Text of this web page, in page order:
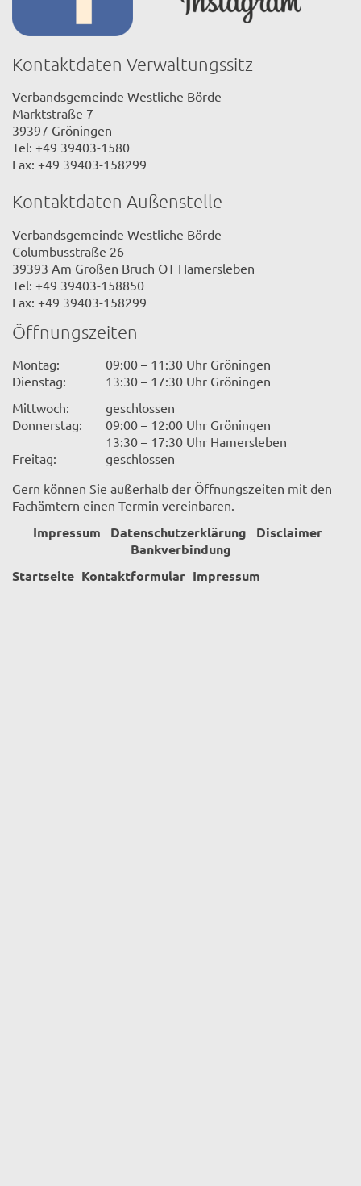
Kontaktdaten Verwaltungssitz
Verbandsgemeinde Westliche Börde
Marktstraße 7
39397 Gröningen
Tel: +49 39403-1580
Fax: +49 39403-158299
Kontaktdaten Außenstelle
Verbandsgemeinde Westliche Börde
Columbusstraße 26
39393 Am Großen Bruch OT Hamersleben
Tel: +49 39403-158850
Fax: +49 39403-158299
Öffnungszeiten
Montag:
09:00 – 11:30 Uhr Gröningen
Dienstag:
13:30 – 17:30 Uhr Gröningen
Mittwoch:
geschlossen
Donnerstag:
09:00 – 12:00 Uhr Gröningen
13:30 – 17:30 Uhr Hamersleben
Freitag:
geschlossen
Gern können Sie außerhalb der Öffnungszeiten mit den
Fachämtern einen Termin vereinbaren.
Impressum Datenschutzerklärung
Disclaimer
Bankverbindung
Startseite Kontaktformular Impressum